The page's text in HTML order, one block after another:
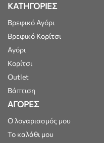
ΚΑΤΗΓΟΡΙΕΣ
Βρεφικό Αγόρι
Βρεφικό Κορίτσι
Αγόρι
Κορίτσι
Outlet
Βάπτιση
ΑΓΟΡΕΣ
Ο λογαριασμός μου
Το καλάθι μου